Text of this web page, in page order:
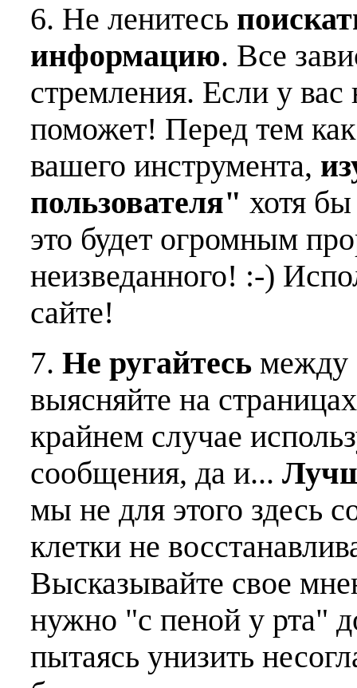
6. Не ленитесь
информацию. Все
стремления. Если у
поможет! Перед тем
вашего инструмента,
пользователя" хотя
это будет огромным
неизведанного! :-)
сайте!
7. Не ругайтесь между
выясняйте на
крайнем случае
сообщения, да и...
мы не для этого здесь
клетки не
Высказывайте свое
нужно "с пеной у рта"
пытаясь унизить